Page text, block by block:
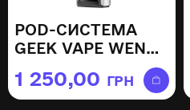
POD-СИСТЕМА
GEEK VAPE WENAX
Q PRO — MOONLIT
SILVER
1 250,00 ГРН